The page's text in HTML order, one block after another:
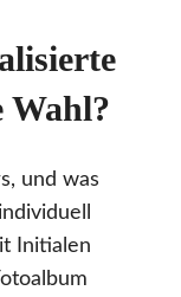
Wahl?
und was
Initialen